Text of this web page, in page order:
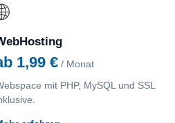
1,99 €/ Monat
mit PHP, MySQL und SSL